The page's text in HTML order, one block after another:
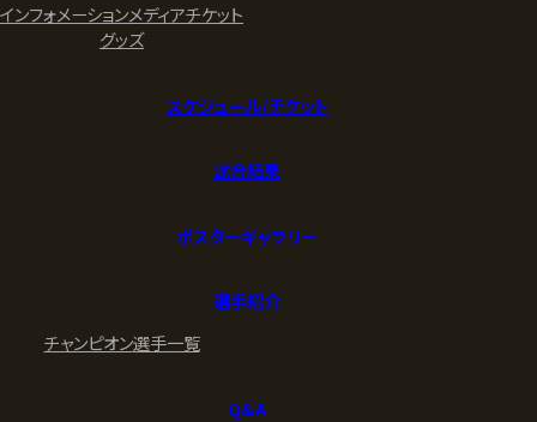
インフォメーションメディアチケット
グッズ
スケジュール/チケット
試合結果
ポスターギャラリー
選手紹介
チャンピオン選手一覧
Q&A